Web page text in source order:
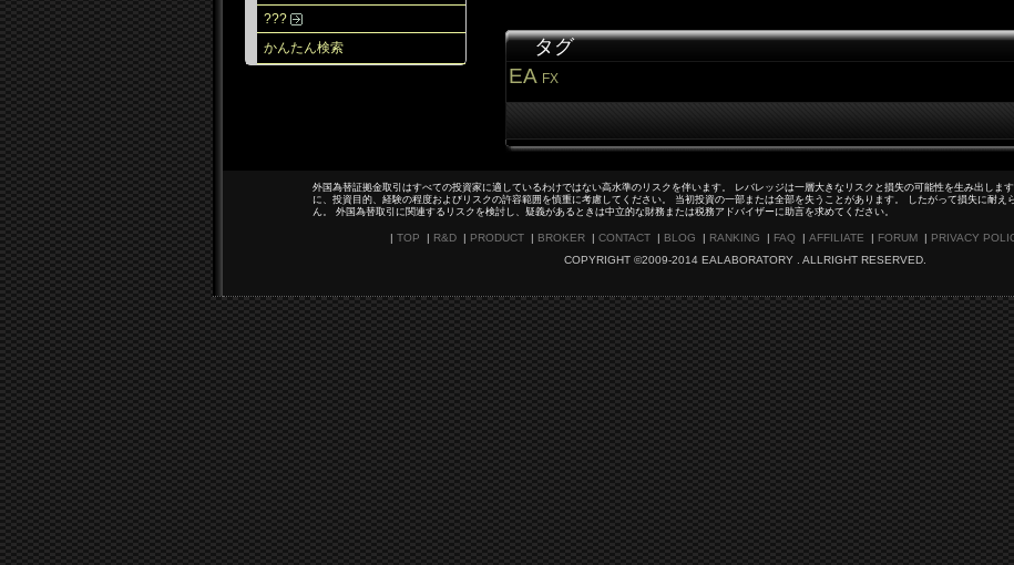
???
かんたん検索
タグ
EA FX
外国為替証拠金取引はすべての投資家に適しているわけではない高水準のリスクを伴います。 レバレッジは一層大きなリスクと損失の可能性を生み出しま
に、投資目的、経験の程度およびリスクの許容範囲を慎重に考慮してください。 当初投資の一部または全部を失うことがあります。 したがって損失に耐え
ん。 外国為替取引に関連するリスクを検討し、疑義があるときは中立的な財務または税務アドバイザーに助言を求めてください。
| TOP | R&D| PRODUCT| BROKER| CONTACT| BLOG | RANKING | FAQ| AFFILIATE | FORUM| PRIVACY
COPYRIGHT ©2009-2014 EALABORATORY . ALLRIGHT RESERVED.